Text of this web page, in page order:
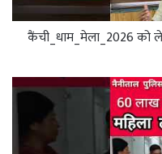
कैंची_धाम_मेला_2026 को